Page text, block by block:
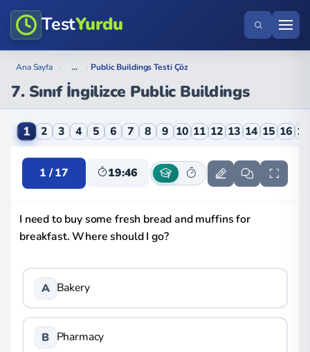
TestYurdu
Ana Sayfa › ... › Public Buildings Testi Çöz
7. Sınıf İngilizce Public Buildings
7. Sınıf İngilizce Public Buildings Online Testi
1 2 3 4 5 6 7 8 9 10 11 12 13 14 15 16 17
1 / 17 19:46
I need to buy some fresh bread and muffins for
breakfast. Where should I go?
A Bakery
B Pharmacy